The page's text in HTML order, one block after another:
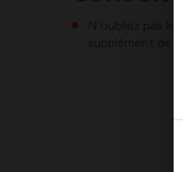
supplément de